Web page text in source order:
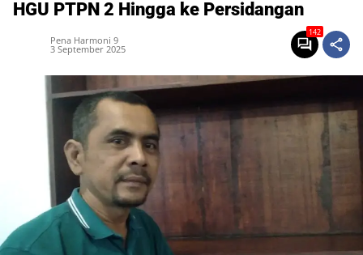
HGU PTPN 2 Hingga ke Persidangan
Pena Harmoni 9
3 September 2025
142